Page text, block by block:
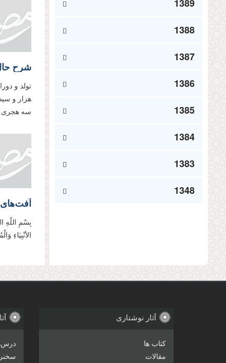
1389
1388
1387
1386
1385
1384
1383
1348
شرح
تولد و
هزار و
سه هجرى
بِسْمِ اللّهِ
الأنْبِیَاءِ
آثار نوشتاری
کتاب ها
مقالات